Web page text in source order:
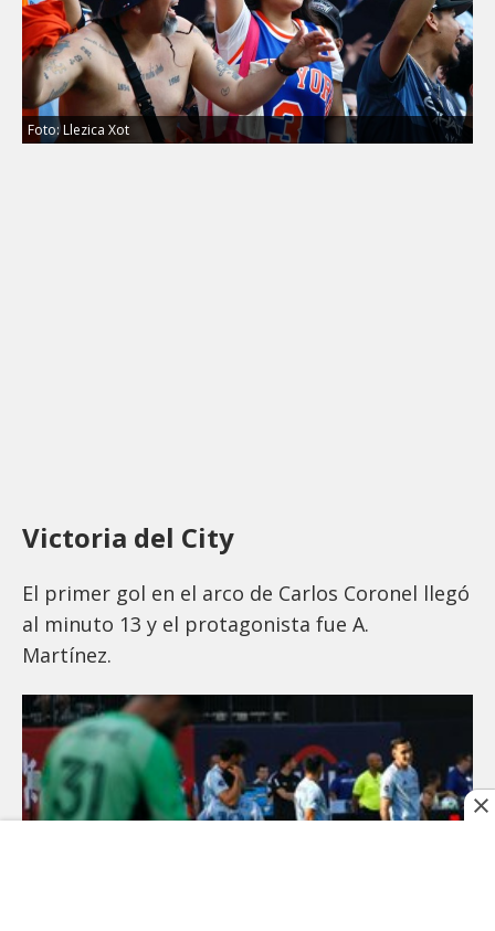
Foto: Llezica Xot
Victoria del City
El primer gol en el arco de Carlos Coronel llegó
al minuto 13 y el protagonista fue A.
Martínez.